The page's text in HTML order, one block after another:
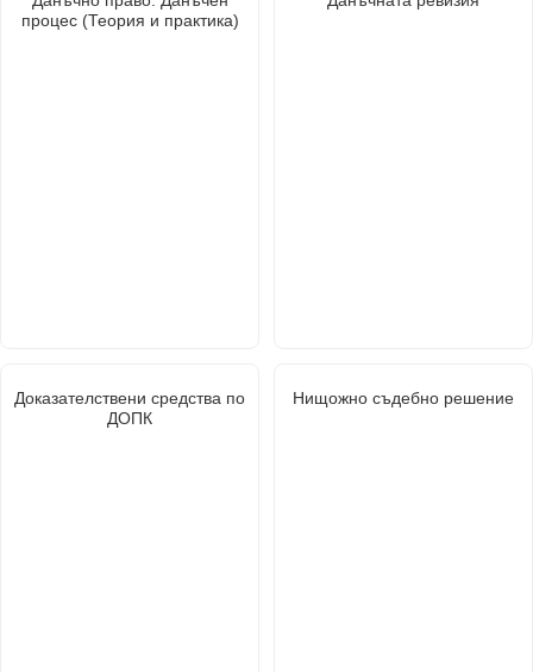
процес (Теория и практика)
Доказателствени средства по
ДОПК
Нищожно съдебно решение